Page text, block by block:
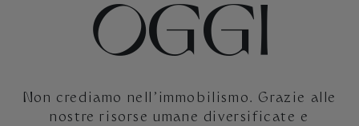
OGGI
Non crediamo nell’immobilismo. Grazie alle
nostre risorse umane diversificate e